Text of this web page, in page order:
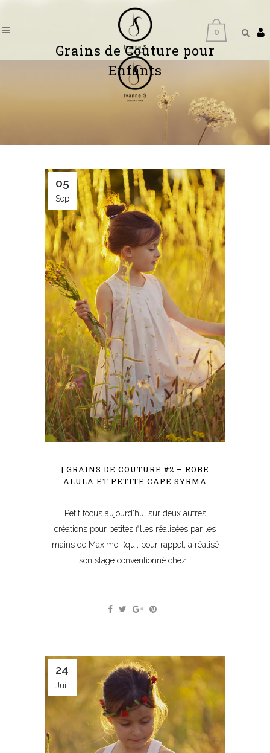
0
Grains de Couture pour
Enfants
05
Sep
| GRAINS DE COUTURE #2 – ROBE
ALULA ET PETITE CAPE SYRMA
Petit focus aujourd'hui sur deux autres
créations pour petites filles réalisées par les
mains de Maxime (qui, pour rappel, a réalisé
son stage conventionné chez...
24
Juil